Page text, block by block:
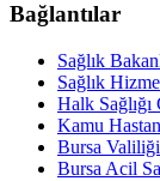
Bağlantılar
Sağlık
Sağlık
Halk
Kamu
Bursa Valiliği
Bursa Acil